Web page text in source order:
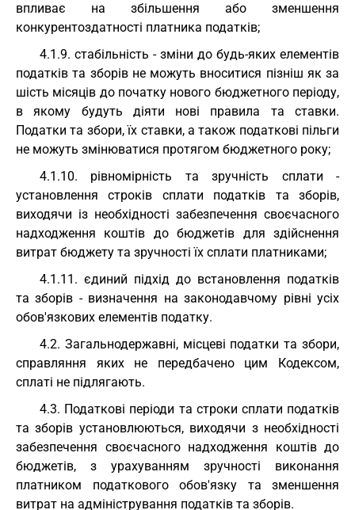
впливає на збільшення або зменшення
конкурентоздатності платника податків;
4.1.9. стабільність - зміни до будь-яких елементів
податків та зборів не можуть вноситися пізніш як за
шість місяців до початку нового бюджетного періоду,
в якому будуть діяти нові правила та ставки.
Податки та збори, їх ставки, а також податкові пільги
не можуть змінюватися протягом бюджетного року;
4.1.10. рівномірність та зручність сплати -
установлення строків сплати податків та зборів,
виходячи із необхідності забезпечення своєчасного
надходження коштів до бюджетів для здійснення
витрат бюджету та зручності їх сплати платниками;
4.1.11. єдиний підхід до встановлення податків
та зборів - визначення на законодавчому рівні усіх
обов'язкових елементів податку.
4.2. Загальнодержавні, місцеві податки та збори,
справляння яких не передбачено цим Кодексом,
сплаті не підлягають.
4.3. Податкові періоди та строки сплати податків
та зборів установлюються, виходячи з необхідності
забезпечення своєчасного надходження коштів до
бюджетів, з урахуванням зручності виконання
платником податкового обов'язку та зменшення
витрат на адміністрування податків та зборів.